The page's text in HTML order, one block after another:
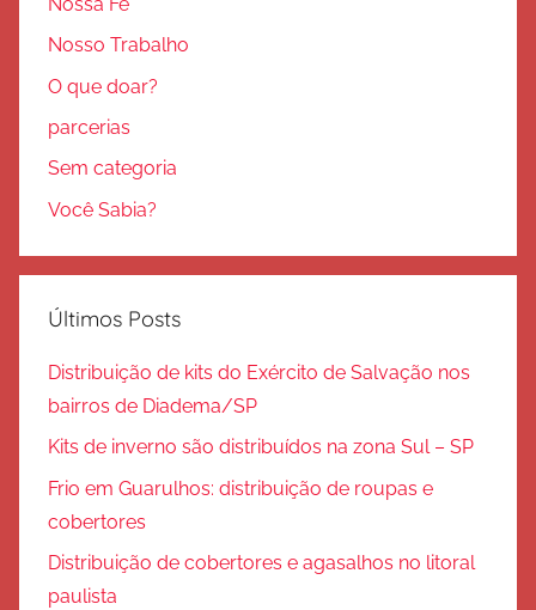
Nosso Trabalho
O que doar?
parcerias
Sem categoria
Você Sabia?
Últimos Posts
Distribuição de kits do Exército de Salvação nos
bairros de Diadema/SP
Kits de inverno são distribuídos na zona Sul – SP
Frio em Guarulhos: distribuição de roupas e
cobertores
Distribuição de cobertores e agasalhos no litoral
paulista